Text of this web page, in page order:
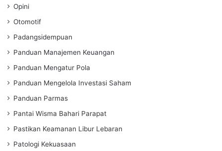
Opini
Otomotif
Padangsidempuan
Panduan Manajemen Keuangan
Panduan Mengatur Pola
Panduan Mengelola Investasi Saham
Panduan Parmas
Pantai Wisma Bahari Parapat
Pastikan Keamanan Libur Lebaran
Patologi Kekuasaan